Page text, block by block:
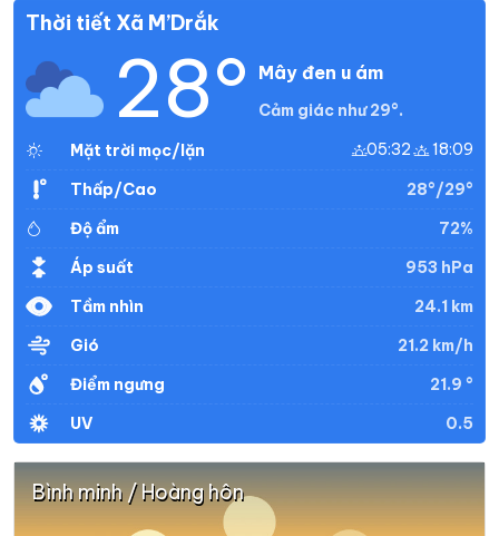
Thời tiết Xã M’Drắk
28° Mây đen u ám
Cảm giác như 29°.
Mặt trời mọc/lặn
05:32 18:09
Thấp/Cao
28°/29°
Độ ẩm
72%
Áp suất
953 hPa
Tầm nhìn
24.1 km
Gió
21.2 km/h
Điểm ngưng
21.9 °
UV
0.5
Bình minh / Hoàng hôn